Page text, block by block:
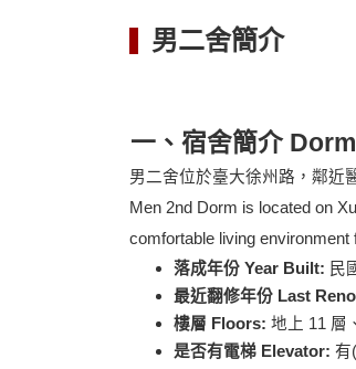
男二舍簡介
一、宿舍簡介
男二舍位於臺大徐州路，鄰近
Men 2nd Dorm is located on
comfortable living
落成年份 Year Built: 民
最近翻修年份 Last
樓層 Floors: 地上 11 層
是否有電梯 Elevator: 有